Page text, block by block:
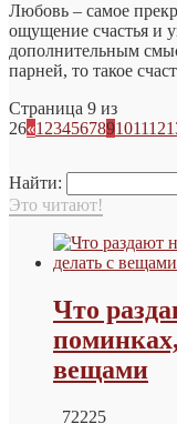
Любовь – самое
ощущение счастья и
дополнительным
парней, то такое
Страница 9 из
26«1 23456789101112
Найти:
Это читают!
Что
вещами
72225